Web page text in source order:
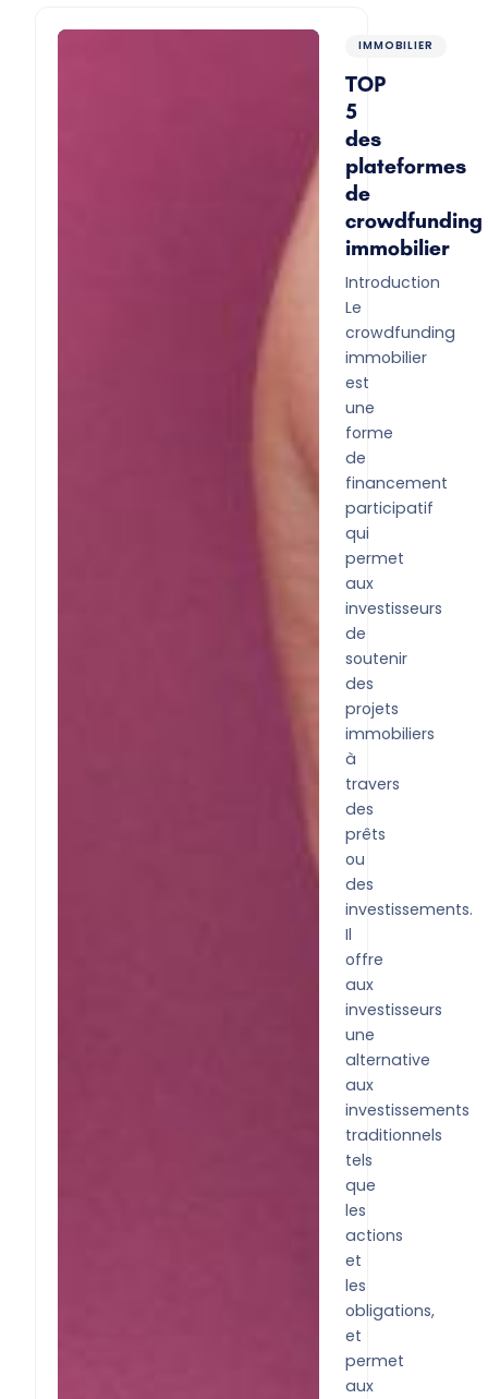
IMMOBILIER
TOP
5
des
plateformes
de
crowdfunding
immobilier
Introduction
Le
crowdfunding
immobilier
est
une
forme
de
financement
participatif
qui
permet
aux
investisseurs
de
soutenir
des
projets
immobiliers
à
travers
des
prêts
ou
des
investissements.
Il
offre
aux
investisseurs
une
alternative
aux
investissements
traditionnels
tels
que
les
actions
et
les
obligations,
et
permet
aux